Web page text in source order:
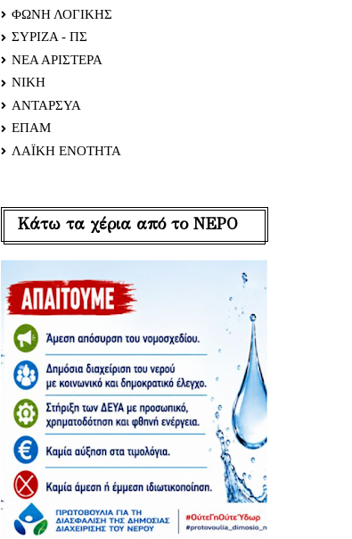
ΦΩΝΗ ΛΟΓΙΚΗΣ
ΣΥΡΙΖΑ - ΠΣ
ΝΕΑ ΑΡΙΣΤΕΡΑ
ΝΙΚΗ
ΑΝΤΑΡΣΥΑ
ΕΠΑΜ
ΛΑΪΚΗ ΕΝΟΤΗΤΑ
Κάτω τα χέρια από το ΝΕΡΟ